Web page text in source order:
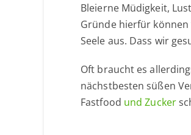
Bleierne Müdigkeit,
Gründe hierfür können
Seele aus. Dass wir
Oft braucht es
nächstbesten süßen
Fastfood und Zucker